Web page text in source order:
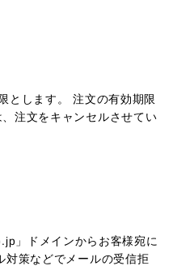
とします。 注文の有効期限
注文をキャンセルさせてい
」ドメインからお客様宛に
対策などでメールの受信拒